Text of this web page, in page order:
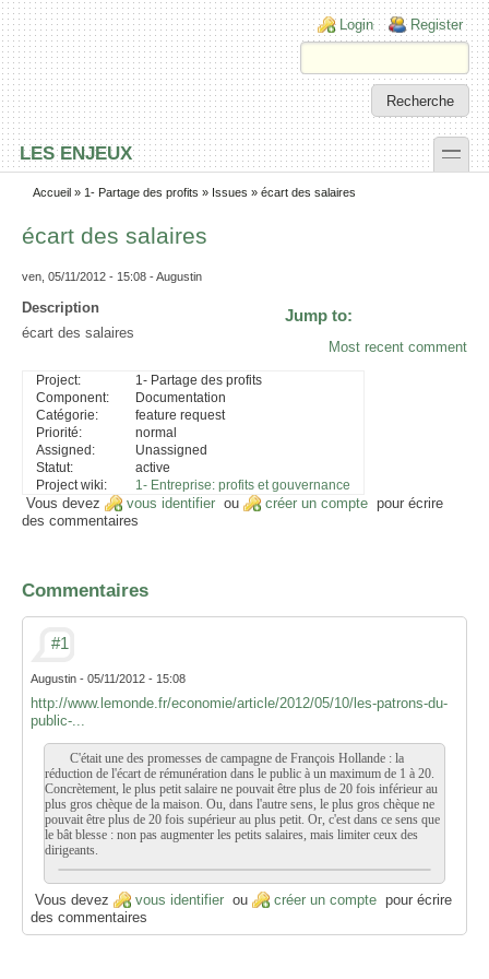
Skip to main content
Skip to search
Login links
Login Register
LES ENJEUX toggle
Secondary menu
Accueil » 1- Partage des profits » Issues » écart des salaires
écart des salaires
ven, 05/11/2012 - 15:08 - Augustin
Jump to:
Most recent comment
Project:
1- Partage des profits
Component:
Documentation
Catégorie:
feature request
Priorité:
normal
Assigned:
Unassigned
Statut:
active
Project wiki:
1- Entreprise: profits et gouvernance
Description
écart des salaires
Vous devez vous identifier ou créer un compte pour écrire
des commentaires
Commentaires
#1
Augustin- 05/11/2012 - 15:08
http://www.lemonde.fr/economie/article/2012/05/10/les-patrons-du-
public-...
C'était une des promesses de campagne de François Hollande : la
réduction de l'écart de rémunération dans le public à un maximum de 1 à 20.
Concrètement, le plus petit salaire ne pouvait être plus de 20 fois inférieur au
plus gros chèque de la maison. Ou, dans l'autre sens, le plus gros chèque ne
pouvait être plus de 20 fois supérieur au plus petit. Or, c'est dans ce sens que
le bât blesse : non pas augmenter les petits salaires, mais limiter ceux des
dirigeants.
Vous devez vous identifier ou créer un compte pour écrire
des commentaires